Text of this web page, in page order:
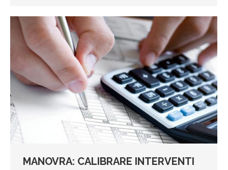
MANOVRA: CALIBRARE INTERVENTI